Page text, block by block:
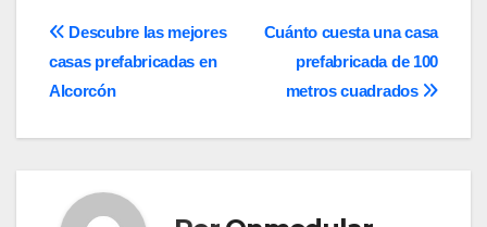
Navegación
de
entradas
Cuánto cuesta una casa
prefabricada de 100
metros cuadrados
Descubre las mejores
casas prefabricadas en
Alcorcón